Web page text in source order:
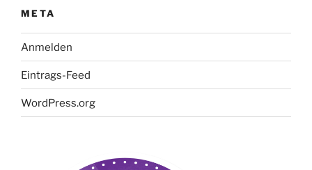
META
Anmelden
Eintrags-Feed
WordPress.org